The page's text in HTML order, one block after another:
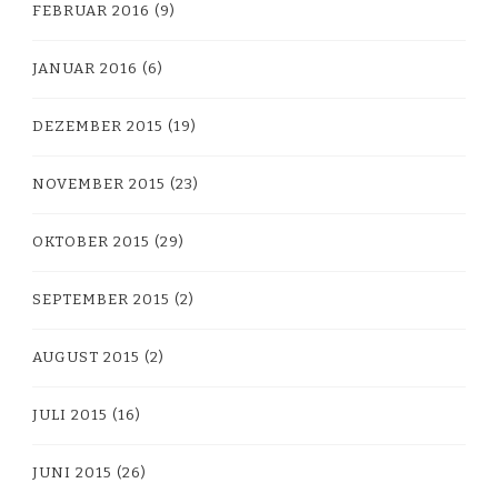
FEBRUAR 2016 (9)
JANUAR 2016 (6)
DEZEMBER 2015 (19)
NOVEMBER 2015 (23)
OKTOBER 2015 (29)
SEPTEMBER 2015 (2)
AUGUST 2015 (2)
JULI 2015 (16)
JUNI 2015 (26)